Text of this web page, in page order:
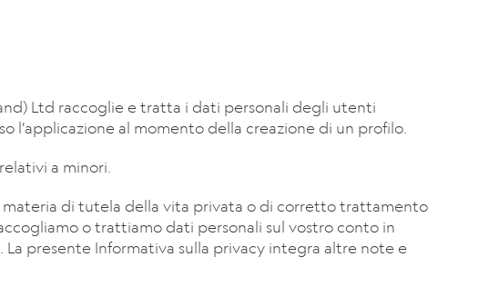
Ltd raccoglie e tratta i dati personali degli utenti
al momento della creazione di un profilo.
a minori.
di tutela della vita privata o di corretto trattamento
o trattiamo dati personali sul vostro conto in
La presente Informativa sulla privacy integra altre note e